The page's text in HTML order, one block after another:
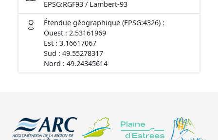
EPSG:RGF93 / Lambert-93
Étendue géographique (EPSG:4326) :
Ouest : 2.53161969
Est : 3.16617067
Sud : 49.55278317
Nord : 49.24345614